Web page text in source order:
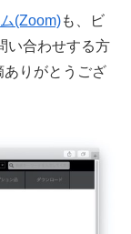
(Zoom)も、ビ
い合わせする方
ありがとうござ